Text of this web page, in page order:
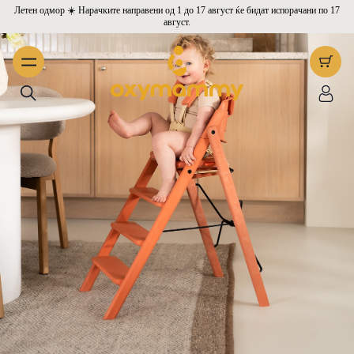
Летен одмор ☀️ Нарачките направени од 1 до 17 август ќе бидат испорачани по 17
август.
Evolve 3-во-1 релаксатор